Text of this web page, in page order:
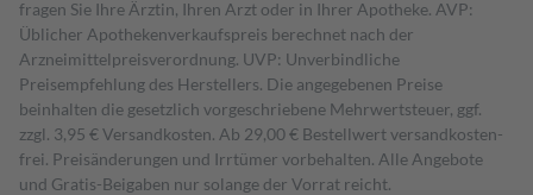
fragen Sie Ihre Ärztin, Ihren Arzt oder in Ihrer Apotheke. AVP:
Üblicher Apothekenverkaufspreis berechnet nach der
Arzneimittelpreisverordnung. UVP: Unverbindliche
Preisempfehlung des Herstellers. Die angegebenen Preise
beinhalten die gesetzlich vorgeschriebene Mehrwertsteuer, ggf.
zzgl. 3,95 € Versandkosten. Ab 29,00 € Bestell­wert versand­kosten­
frei. Preisänderungen und Irrtümer vorbehalten. Alle Angebote
und Gratis-Beigaben nur solange der Vorrat reicht.